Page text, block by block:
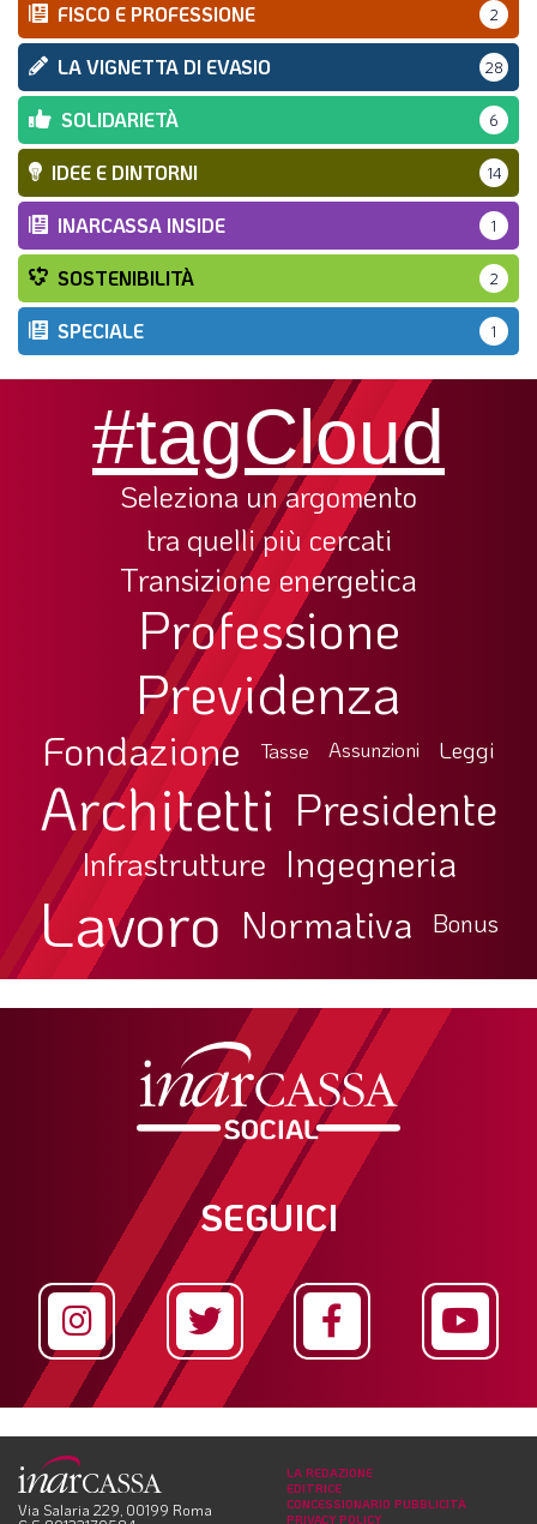
FISCO E PROFESSIONE 2
LA VIGNETTA DI EVASIO 28
SOLIDARIETÀ 6
IDEE E DINTORNI 14
INARCASSA INSIDE 1
SOSTENIBILITÀ 2
SPECIALE 1
#tagCloud
Seleziona un argomento
tra quelli più cercati
Transizione energetica
Professione
Previdenza
Fondazione Tasse Assunzioni Leggi
Architetti Presidente
Infrastrutture Ingegneria
Lavoro Normativa Bonus
SEGUICI
Via Salaria 229, 00199 Roma
LA REDAZIONE
EDITRICE
CONCESSIONARIO PUBBLICITÀ
PRIVACY POLICY